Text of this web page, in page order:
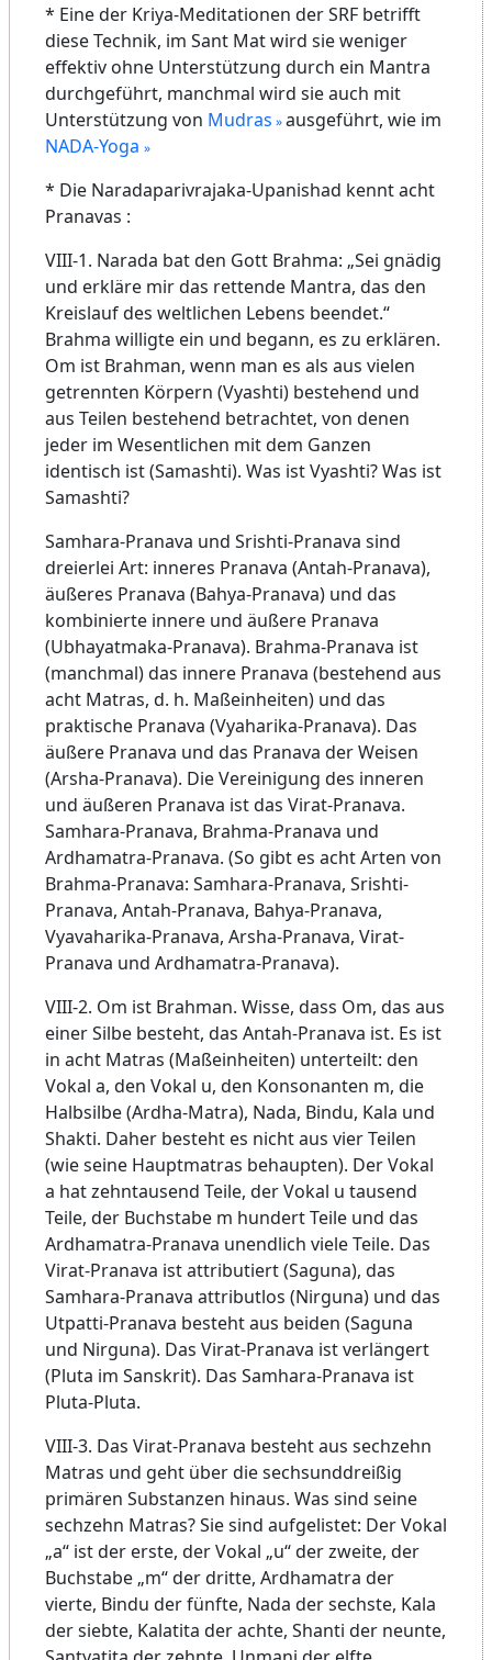
* Eine der Kriya-Meditationen der SRF betrifft
diese Technik, im Sant Mat wird sie weniger
effektiv ohne Unterstützung durch ein Mantra
durchgeführt, manchmal wird sie auch mit
Unterstützung von Mudras ausgeführt, wie im
NADA-Yoga
* Die Naradaparivrajaka-Upanishad kennt acht
Pranavas :
VIII-1. Narada bat den Gott Brahma: „Sei gnädig
und erkläre mir das rettende Mantra, das den
Kreislauf des weltlichen Lebens beendet.“
Brahma willigte ein und begann, es zu erklären.
Om ist Brahman, wenn man es als aus vielen
getrennten Körpern (Vyashti) bestehend und
aus Teilen bestehend betrachtet, von denen
jeder im Wesentlichen mit dem Ganzen
identisch ist (Samashti). Was ist Vyashti? Was ist
Samashti?
Samhara-Pranava und Srishti-Pranava sind
dreierlei Art: inneres Pranava (Antah-Pranava),
äußeres Pranava (Bahya-Pranava) und das
kombinierte innere und äußere Pranava
(Ubhayatmaka-Pranava). Brahma-Pranava ist
(manchmal) das innere Pranava (bestehend aus
acht Matras, d. h. Maßeinheiten) und das
praktische Pranava (Vyaharika-Pranava). Das
äußere Pranava und das Pranava der Weisen
(Arsha-Pranava). Die Vereinigung des inneren
und äußeren Pranava ist das Virat-Pranava.
Samhara-Pranava, Brahma-Pranava und
Ardhamatra-Pranava. (So ​​gibt es acht Arten von
Brahma-Pranava: Samhara-Pranava, Srishti-
Pranava, Antah-Pranava, Bahya-Pranava,
Vyavaharika-Pranava, Arsha-Pranava, Virat-
Pranava und Ardhamatra-Pranava).
VIII-2. Om ist Brahman. Wisse, dass Om, das aus
einer Silbe besteht, das Antah-Pranava ist. Es ist
in acht Matras (Maßeinheiten) unterteilt: den
Vokal a, den Vokal u, den Konsonanten m, die
Halbsilbe (Ardha-Matra), Nada, Bindu, Kala und
Shakti. Daher besteht es nicht aus vier Teilen
(wie seine Hauptmatras behaupten). Der Vokal
a hat zehntausend Teile, der Vokal u tausend
Teile, der Buchstabe m hundert Teile und das
Ardhamatra-Pranava unendlich viele Teile. Das
Virat-Pranava ist attributiert (Saguna), das
Samhara-Pranava attributlos (Nirguna) und das
Utpatti-Pranava besteht aus beiden (Saguna
und Nirguna). Das Virat-Pranava ist verlängert
(Pluta im Sanskrit). Das Samhara-Pranava ist
Pluta-Pluta.
VIII-3. Das Virat-Pranava besteht aus sechzehn
Matras und geht über die sechsunddreißig
primären Substanzen hinaus. Was sind seine
sechzehn Matras? Sie sind aufgelistet: Der Vokal
„a“ ist der erste, der Vokal „u“ der zweite, der
Buchstabe „m“ der dritte, Ardhamatra der
vierte, Bindu der fünfte, Nada der sechste, Kala
der siebte, Kalatita der achte, Shanti der neunte,